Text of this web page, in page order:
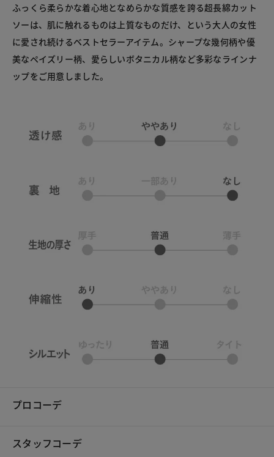
ふっくら柔らかな着心地となめらかな質感を誇る超長綿カット
ソーは、肌に触れるものは上質なものだけ、という大人の女性
に愛され続けるベストセラーアイテム。シャープな幾何柄や優
美なペイズリー柄、愛らしいボタニカル柄など多彩なラインナ
ップをご用意しました。
プロコーデ
スタッフコーデ